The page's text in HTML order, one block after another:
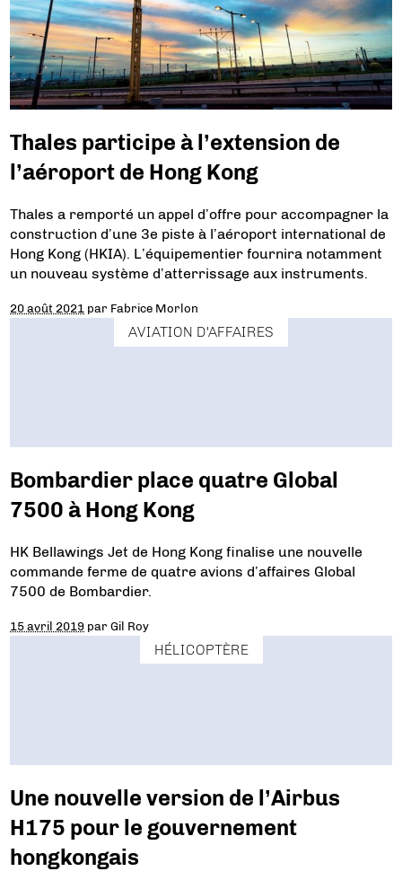
Thales participe à l’extension de
l’aéroport de Hong Kong
Thales a remporté un appel d’offre pour accompagner la
construction d’une 3e piste à l’aéroport international de
Hong Kong (HKIA). L’équipementier fournira notamment
un nouveau système d’atterrissage aux instruments.
20 août 2021 par Fabrice Morlon
AVIATION D'AFFAIRES
Bombardier place quatre Global
7500 à Hong Kong
HK Bellawings Jet de Hong Kong finalise une nouvelle
commande ferme de quatre avions d’affaires Global
7500 de Bombardier.
15 avril 2019 parGil Roy
HÉLICOPTÈRE
Une nouvelle version de l’Airbus
H175 pour le gouvernement
hongkongais